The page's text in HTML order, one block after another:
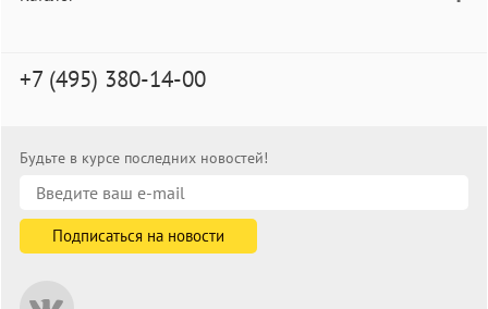
+7 (495) 380-14-00
Будьте в курсе последних новостей!